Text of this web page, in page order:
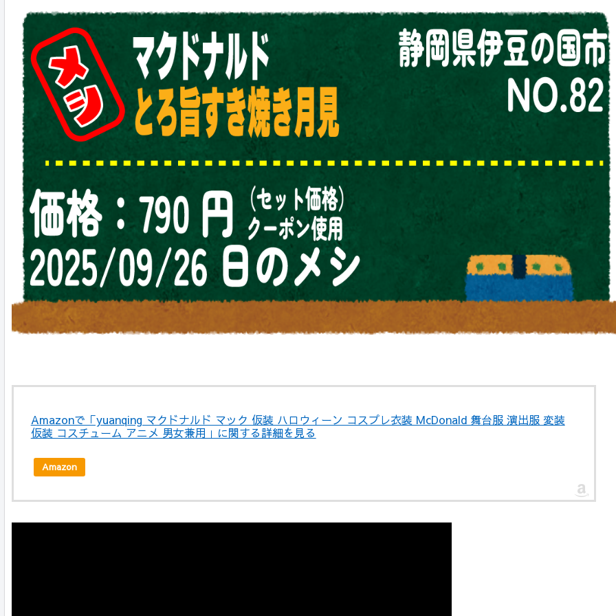
Amazonで「yuanqing マクドナルド マック 仮装 ハロウィーン コスプレ衣装 McDonald 舞台服 演出服 変装
仮装 コスチューム アニメ 男女兼用」に関する詳細を見る
Amazon